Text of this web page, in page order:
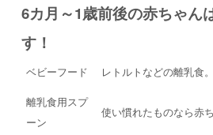
6カ月～1歳前後の赤ちゃん
す！
ベビーフード
レトルトなどの離乳食。
離乳食用スプ
ーン
使い慣れたものなら赤